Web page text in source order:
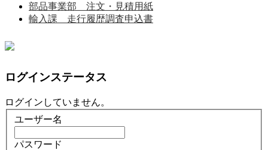
部品事業部 注文・見積用紙
輸入課 走行履歴調査申込書
ログインステータス
ログインしていません。
ユーザー名
パスワード